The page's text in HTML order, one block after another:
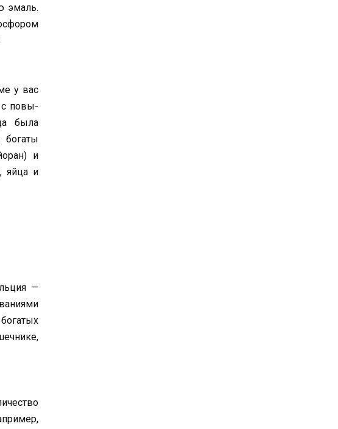
эмаль.
у вас
с повы­
была
богаты
и
яйца и
—